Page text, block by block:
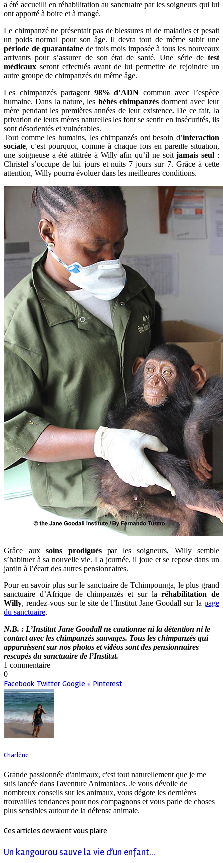
a été accueilli en réhabilitation au sanctuaire par les soigneurs qui lui
ont apporté à boire et à mangé.
Le chimpanzé ne présentait pas de blessures ni de maladies et pesait
un poids normal pour son âge. Il devra tout de même subir une
période de quarantaine de trois mois imposée à tous les nouveaux
arrivants pour s’assurer de son état de santé. Une série de test
médicaux seront effectués avant de lui permettre de rejoindre un
autre groupe de chimpanzés du même âge.
Les chimpanzés partagent 98% d’ADN commun avec l’espèce
humaine. Dans la nature, les bébés chimpanzés dorment avec leur
mère pendant les premières années de leur existence.De ce fait, la
privation de leurs mères naturelles les font se sentir en insécurités, ils
sont désorientés et vulnérables.
Tout comme les humains, les chimpanzés ont besoin d’interaction
sociale, c’est pourquoi, comme à chaque fois en pareille situation,
une soigneuse a été attitrée à Willy afin qu’il ne soitjamais seul :
Christel s’occupe de lui jours et nuits 7 jours sur 7. Grâce à cette
attention, Willy pourra évoluer dans les meilleures conditions.
Grâce auxsoins prodiguéspar les soigneurs, Willy semble
s’habituer à sa nouvelle vie. La journée, il joue et se repose dans un
jardin à l’écart des autres pensionnaires.
Pour en savoir plus sur le sanctuaire de Tchimpounga, le plus grand
sanctuaire d’Afrique de chimpanzés et sur laréhabilitation de
Willy, rendez-vous sur le site de l’Institut Jane Goodall sur la page
du sanctuaire.
N.B. : L’Institut Jane Goodall ne cautionne ni la détention ni le
contact avec les chimpanzés sauvages. Tous les chimpanzés qui
apparaissent sur nos photos et vidéos sont des pensionnaires
rescapés du sanctuaire de l’Institut.
1 commentaire
0
Facebook Twitter Google + Pinterest
Charlène
Grande passionnée d'animaux, c'est tout naturellement que je me
suis lancée dans l'aventure Animaniacs. Je vous dévoile de
nombreux conseils sur les animaux, vous dégote les dernières
trouvailles tendances pour nos compagnons et vous parle de choses
plus sensibles autour de la défense animale.
Ces articles devraient vous plaire
Un kangourou sauve la vie d’un enfant...